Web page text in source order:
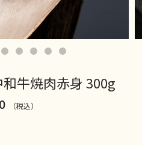
和牛焼肉赤身 300g
（税込）